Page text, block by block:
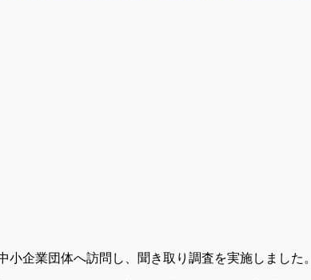
企業団体へ訪問し、聞き取り調査を実施しました。